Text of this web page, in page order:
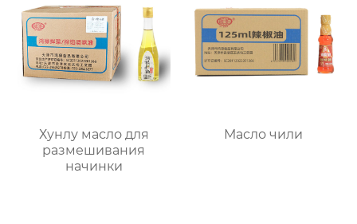
Хунлу масло для
размешивания
начинки
Масло чили